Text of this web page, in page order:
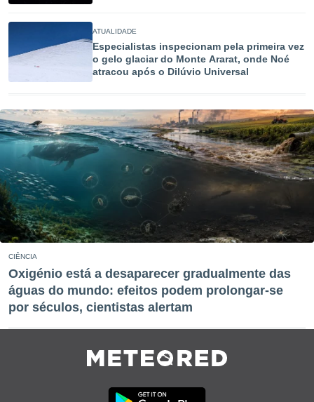
ATUALIDADE
Especialistas inspecionam pela primeira vez
o gelo glaciar do Monte Ararat, onde Noé
atracou após o Dilúvio Universal
CIÊNCIA
Oxigénio está a desaparecer gradualmente das
águas do mundo: efeitos podem prolongar-se
por séculos, cientistas alertam